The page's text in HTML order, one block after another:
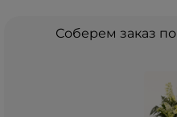
Соберем заказ по